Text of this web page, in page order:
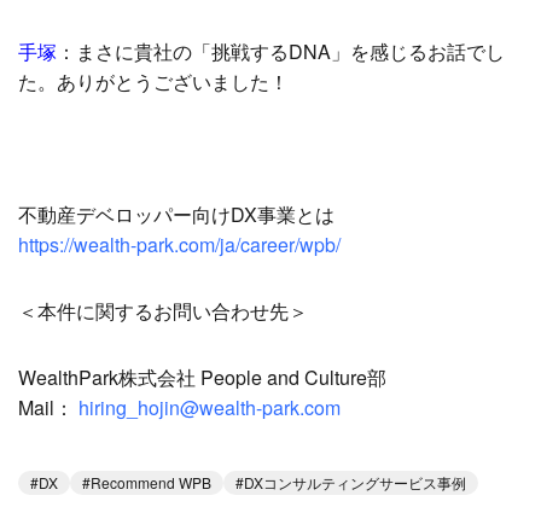
手塚 ： まさに貴社の「挑戦するDNA」を感じるお話でし
た。ありがとうございました！
不動産デベロッパー向けDX事業とは
https://wealth-park.com/ja/career/wpb/
＜本件に関するお問い合わせ先＞
WealthPark株式会社 People and Culture部
Mail： hiring_hojin@wealth-park.com
DX Recommend WPB DXコンサルティングサービス事例